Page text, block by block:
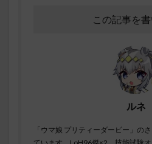
この記事を書
ルネ
「ウマ娘 プリティーダービー」の